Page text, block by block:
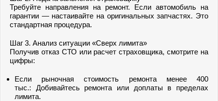
Требуйте направления на ремонт. Если автомобиль на
гарантии — настаивайте на оригинальных запчастях. Это
стандартная процедура.
Шаг 3. Анализ ситуации «Сверх лимита»
Получив отказ СТО или расчет страховщика, смотрите на
цифры:
Если рыночная стоимость ремонта менее 400
тыс.: Добивайтесь ремонта или доплаты в пределах
лимита.